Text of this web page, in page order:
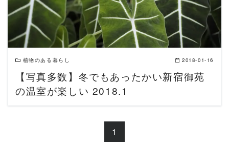
植物のある暮らし 2018-01-16
【写真多数】冬でもあったかい新宿御苑
の温室が楽しい 2018.1
1